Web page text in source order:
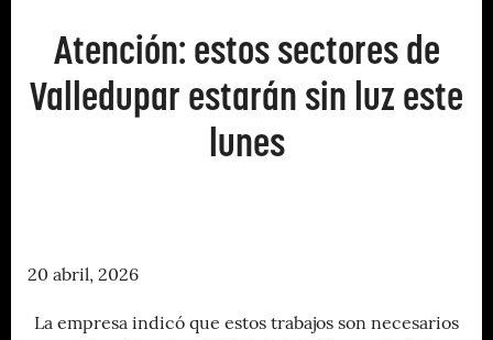
Atención: estos sectores de
Valledupar estarán sin luz este
lunes
20 abril, 2026
La empresa indicó que estos trabajos son necesarios